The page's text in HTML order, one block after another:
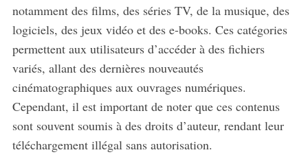
notamment des films, des séries TV, de la musique, des
logiciels, des jeux vidéo et des e-books. Ces catégories
permettent aux utilisateurs d’accéder à des fichiers
variés, allant des dernières nouveautés
cinématographiques aux ouvrages numériques.
Cependant, il est important de noter que ces contenus
sont souvent soumis à des droits d’auteur, rendant leur
téléchargement illégal sans autorisation.